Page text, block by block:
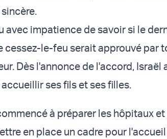
avec impatience de savoir si le
cessez-le-feu serait approuvé par
Dès l'annonce de l'accord, Israël
ses fils et ses filles.
à préparerles hôpitaux et
en place un cadre pour